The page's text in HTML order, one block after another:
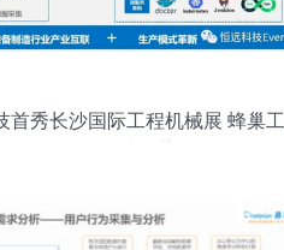
首秀长沙国际工程机械展 蜂巢工